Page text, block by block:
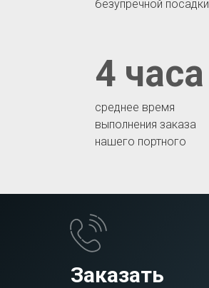
среднее время
выполнения заказа
нашего портного
4 часа
безупречной посадки
Заказать